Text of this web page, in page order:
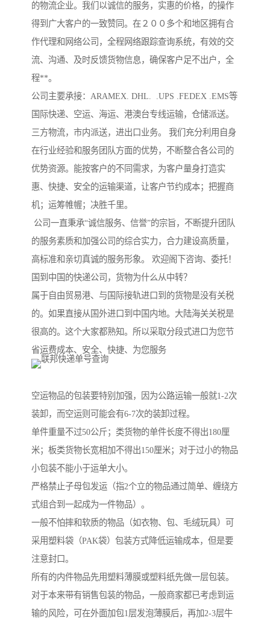
的物流企业。我们以诚信的服务，实惠的价格，的操作
得到广大客户的一致赞同。在２００多个和地区拥有合
作代理和网络公司，全程网络跟踪查询系统，有效的交
流、沟通、及时反馈货物信息，确保客户足不出户，全
程**。
公司主要承接：ARAMEX. DHL. .UPS .FEDEX .EMS等
国际快递、空运、海运、港澳台专线运输，仓储派送。
三方物流，市内派送，进出口业务。 我们充分利用自身
在行业经验和服务团队方面的优势，不断整合各公司的
优势资源。能按客户的不同需求，为客户量身打造实
惠、快捷、安全的运输渠道，让客户节约成本；把握商
机；运筹帷幄；决胜千里。
公司一直秉承“诚信服务、信誉”的宗旨，不断提升团队
的服务素质和加强公司的综合实力，合力建设高质量，
高标准和亲切真诚的服务形象。 欢迎阁下咨询、委托！
国到中国的快递公司，货物为什么从中转？
属于自由贸易港、与国际接轨进口到的货物是没有关税
的。如果直接从国外进口到中国内地。大陆海关关税是
很高的。这个大家都熟知。所以采取分段式进口为您节
省运费成本、安全、快捷、为您服务
空运物品的包装要特别加强，因为公路运输一般就1-2次
装卸，而空运则可能会有6-7次的装卸过程。
单件重量不过50公斤；类货物的单件长度不得出180厘
米；板类货物长宽相加不得出150厘米；对于过小的物品
小包装不能小于运单大小。
严格禁止子母包发运（指2个立的物品通过简单、缠绕方
式组合到一起成为一件物品）。
一般不怕摔和软质的物品（如衣物、包、毛绒玩具）可
采用塑料袋（PAK袋）包装方式降低运输成本，但是要
注意封口。
所有的内件物品先用塑料薄膜或塑料纸先做一层包装。
对于本来带有销售包装的物品，一般商家都已考虑到运
输的风险，可在外面加包1层发泡薄膜后，再加2-3层牛